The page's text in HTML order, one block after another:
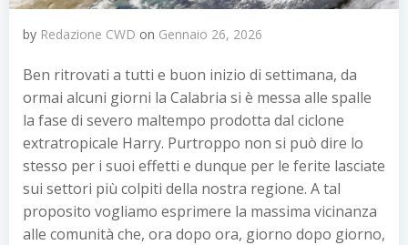
by Redazione CWD on Gennaio 26, 2026
Ben ritrovati a tutti e buon inizio di settimana, da
ormai alcuni giorni la Calabria si è messa alle spalle
la fase di severo maltempo prodotta dal ciclone
extratropicale Harry. Purtroppo non si può dire lo
stesso per i suoi effetti e dunque per le ferite lasciate
sui settori più colpiti della nostra regione. A tal
proposito vogliamo esprimere la massima vicinanza
alle comunità che, ora dopo ora, giorno dopo giorno,